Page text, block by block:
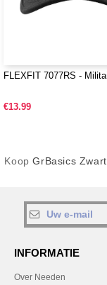
FLEXFIT 7077RS -
€13.99
KoopGrBasics
INFORMATIE
Over Needen